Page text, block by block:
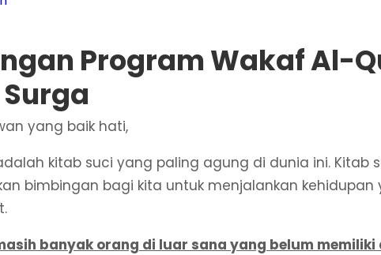
Program Wakaf Al-
yang baik hati,
kitab suci yang paling agung di dunia ini.
bimbingan bagi kita untuk menjalankan
banyak orang di luar sana yang belum memiliki